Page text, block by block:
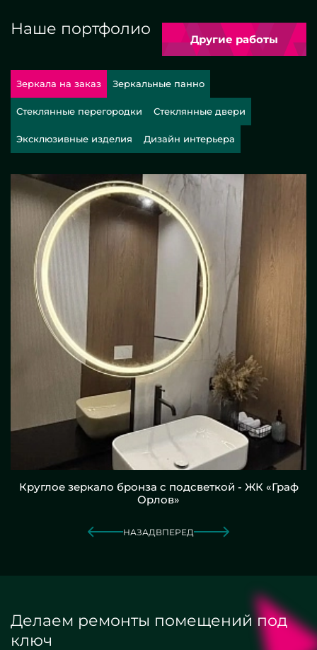
Наше портфолио
Другие работы
Зеркала на заказ Зеркальные панно
Стеклянные перегородки Стеклянные двери
Эксклюзивные изделия Дизайн интерьера
Круглое зеркало бронза с подсветкой - ЖК «Граф
Орлов»
НАЗАД ВПЕРЕД
Делаем ремонты помещений под
ключ